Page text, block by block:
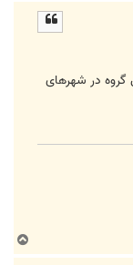
گروه در شهرهای
ا